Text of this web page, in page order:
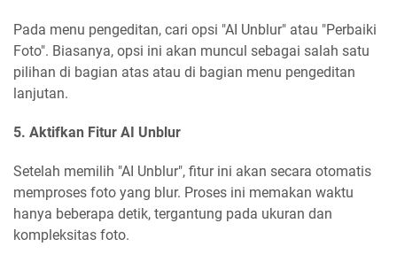
Pada menu pengeditan, cari opsi "AI Unblur" atau "Perbaiki
Foto". Biasanya, opsi ini akan muncul sebagai salah satu
pilihan di bagian atas atau di bagian menu pengeditan
lanjutan.
5. Aktifkan Fitur AI Unblur
Setelah memilih "AI Unblur", fitur ini akan secara otomatis
memproses foto yang blur. Proses ini memakan waktu
hanya beberapa detik, tergantung pada ukuran dan
kompleksitas foto.